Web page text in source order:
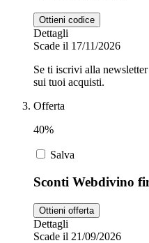
Ottieni codice
Dettagli
Scade il 17/11/2026
Se ti iscrivi alla
sui tuoi acquisti.
Offerta
40%
Salva
Sconti Webdivino
Ottieni offerta
Dettagli
Scade il 21/09/2026